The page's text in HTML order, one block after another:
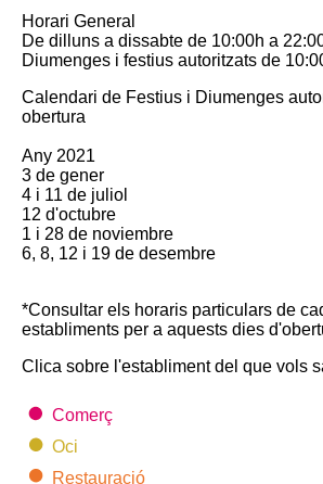
Horari General
De dilluns a dissabte de 10:00h a
Diumenges i festius autoritzats de
Calendari de Festius i Diumenges
obertura
Any 2021
3 de gener
4 i 11 de juliol
12 d'octubre
1 i 28 de noviembre
6, 8, 12 i 19 de desembre
*Consultar els horaris particulars de
establiments per a aquests dies
Clica sobre l'establiment del que vols
Comerç
Oci
Restauració